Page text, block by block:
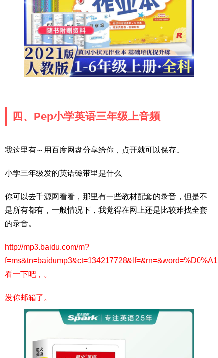
四、Pep小学英语三年级上音频
我这里有～用百度网盘分享给你，点开就可以保存。
小学三年级发的英语磁带里是什么
你可以去千源网看看，那里有一些教材配套的录音，但是不
是所有都有，一般情况下，我觉得在网上还是比较难找全套
的录音。
http://mp3.baidu.com/m?
看一下吧，。
发你邮箱了。